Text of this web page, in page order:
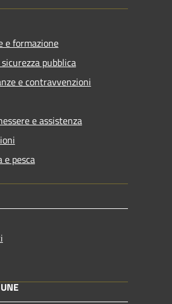
e formazione
pubblica
e contravvenzioni
e assistenza
pesca